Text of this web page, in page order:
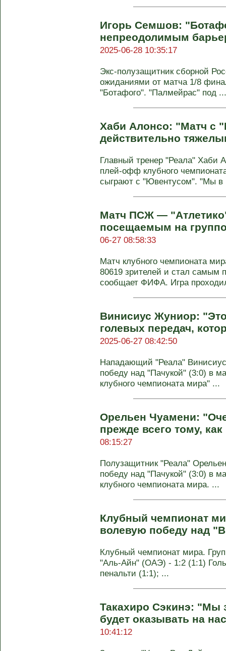
Игорь Семшов:
непреодолимым
2025-06-28 10:35:17
Экс-полузащитник сборной
ожиданиями от матча 1/8
"Ботафого". "Палмейрас" под ...
Хаби Алонсо: "Матч с
действительно
Главный тренер "Реала" Хаби
плей-офф клубного
сыграют с "Ювентусом". "Мы в
Матч ПСЖ —
посещаемым на
06-27 08:58:33
Матч клубного чемпионата
80619 зрителей и стал самым
сообщает ФИФА. Игра
Винисиус Жуниор:
голевых передач,
2025-06-27 08:42:50
Нападающий "Реала"
победу над "Пачукой" (3:0) в
клубного чемпионата мира" ...
Орельен Чуамени:
прежде всего тому,
08:15:27
Полузащитник "Реала"
победу над "Пачукой" (3:0) в
клубного чемпионата мира. ...
Клубный чемпионат
волевую победу над
Клубный чемпионат мира.
"Аль-Айн" (ОАЭ) - 1:2 (1:1)
пенальти (1:1); ...
Такахиро Сэкинэ: "Мы
будет оказывать на
10:41:12